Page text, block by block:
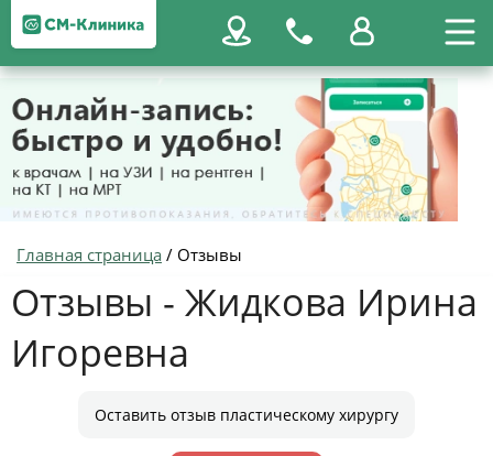
Главная страница / Отзывы
Отзывы - Жидкова Ирина
Игоревна
Оставить отзыв пластическому хирургу